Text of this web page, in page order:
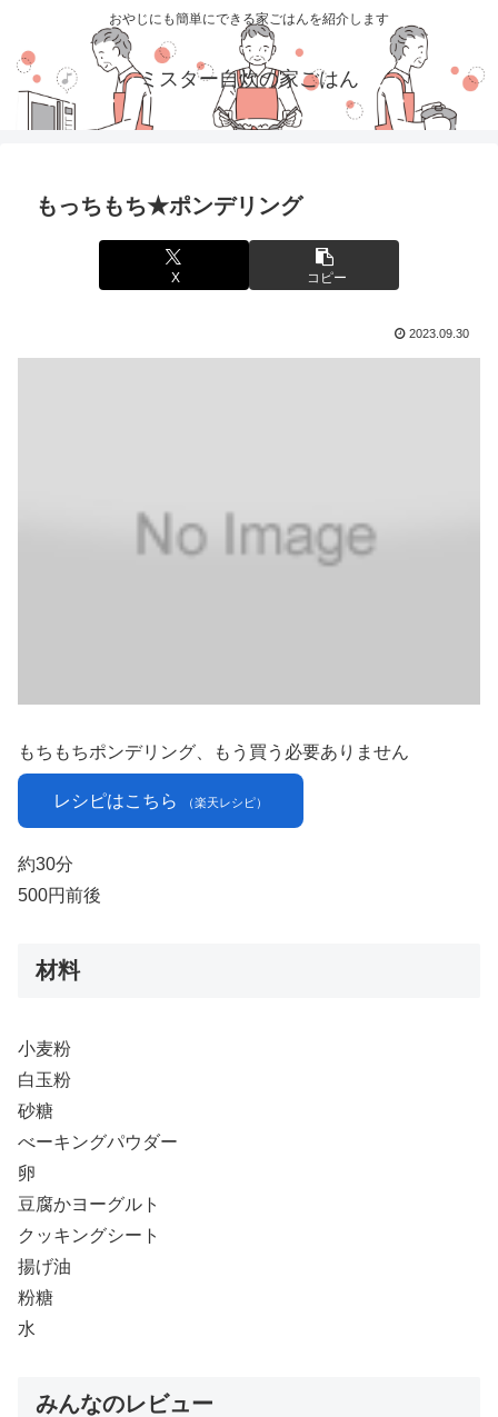
おやじにも簡単にできる家ごはんを紹介します
ミスター自炊の家ごはん
もっちもち★ポンデリング
X コピー
2023.09.30
もちもちポンデリング、もう買う必要ありません
レシピはこちら （楽天レシピ）
約30分
500円前後
材料
小麦粉
白玉粉
砂糖
べーキングパウダー
卵
豆腐かヨーグルト
クッキングシート
揚げ油
粉糖
水
みんなのレビュー